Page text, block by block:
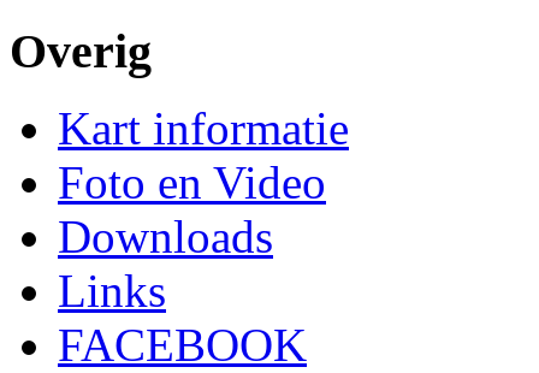
Overig
Kart informatie
Foto en Video
Downloads
Links
FACEBOOK